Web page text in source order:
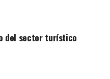
del sector turístico